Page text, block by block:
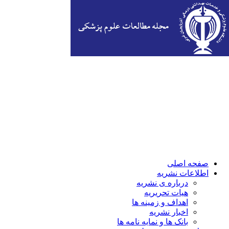
صفحه اصلی
اطلاعات نشریه
درباره ی نشریه
هیات تحریریه
اهداف و زمینه ها
اخبار نشریه
بانک ها و نمایه نامه ها